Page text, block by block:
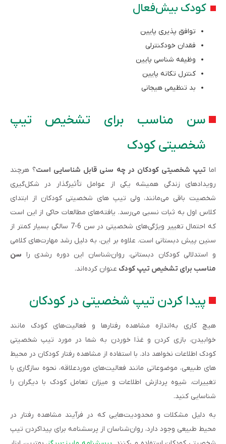
کودک بیش‌­فعال
توافق پذیری پایین
فقدان خود­کنترلی
وظیفه شناسی پایین
کنترل تکانه پایین
بد تنظیمی هیجانی
سن مناسب برای تشخیص تیپ
شخصیتی کودک
اما تیپ شخصیتی کودکان در چه سنی قابل شناسایی است؟ هرچند
رویدادهای زندگی همیشه یکی از عوامل تأثیرگذار در شکل­‌گیری
شخصیت باقی می‌مانند، ولی تیپ های شخصیتی کودکان از ابتدای
کلاس اول به ثبات نسبی می‌رسد. یافته‌های مطالعات حاکی از این است
که احتمال تغییر ویژگی‌های شخصیتی در سن 6-7 سالگی بسیار کمتر از
سنین پیش دبستانی است. علاوه بر این، به دلیل رشد مهارت‌های کلامی
و استدلالی کودکان دبستانی، روان­‌شناسان این دوره رشدی را سن
مناسب برای تشخیص تیپ کودک عنوان کرده‌اند.
پیدا کردن تیپ شخصیتی در کودکان
هیچ کاری به‌اندازه مشاهده رفتارها و فعالیت‌های کودک مانند
خوابیدن، بازی کردن و غذا خوردن به شما در مورد تیپ شخصیتی
کودک اطلاعات نخواهد داد. با استفاده از مشاهده رفتار کودکان در محیط­‌
های طبیعی، موضوعاتی مانند فعالیت‌های موردعلاقه، نحوه سازگاری با
تغییرات، شیوه پردازش اطلاعات و میزان تعامل کودک با دیگران را
شناسایی کنید.
به دلیل مشکلات و محدودیت‌هایی که در فرآیند مشاهده رفتار در
محیط طبیعی وجود دارد، روان‌­شناسان از پرسشنامه برای پیداکردن تیپ